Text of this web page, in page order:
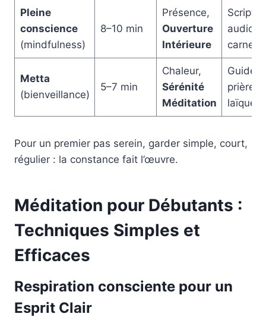
Pleine
conscience
(mindfulness)
8–10 min
Présence,
Ouverture
Intérieure
Scripts
audio,
carnet
Metta
(bienveillance)
5–7 min
Chaleur,
Sérénité
Méditation
Guides,
prières
laïques
Pour un premier pas serein, garder simple, court,
régulier : la constance fait l’œuvre.
Méditation pour Débutants :
Techniques Simples et
Efficaces
Respiration consciente pour un
Esprit Clair